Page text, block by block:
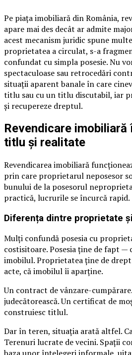
Pe piața imobiliară din România,
apare mai des decât ar admite
acest mecanism juridic spune
proprietatea a circulat, s-a
confundat cu simpla posesie. Nu
spectaculoase sau retrocedări
situații aparent banale în care
titlu sau cu un titlu discutabil, iar
și recupereze dreptul.
Revendicare
titlu și realitate
Revendicarea imobiliară
prin care proprietarul neposesor
bunului de la posesorul
practică, lucrurile se încurcă rapid.
Diferența dintre proprietate
Mulți confundă posesia cu
costisitoare. Posesia ține de fapt —
imobilul. Proprietatea ține de
acte, că imobilul îi aparține.
Un contract de vânzare-
judecătorească. Un certificat de
construiesc titlul.
Dar în teren, situația arată altfel.
Terenuri lucrate de vecini. Spații